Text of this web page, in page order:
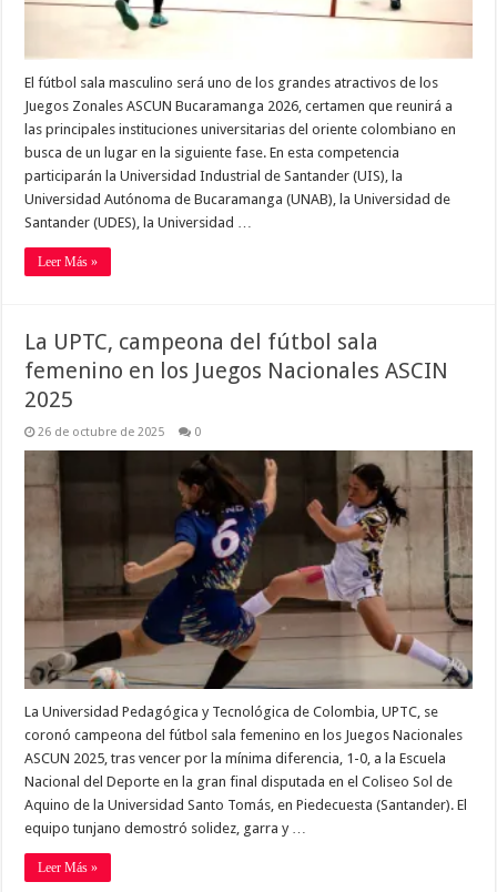
El fútbol sala masculino será uno de los grandes atractivos de los
Juegos Zonales ASCUN Bucaramanga 2026, certamen que reunirá a
las principales instituciones universitarias del oriente colombiano en
busca de un lugar en la siguiente fase. En esta competencia
participarán la Universidad Industrial de Santander (UIS), la
Universidad Autónoma de Bucaramanga (UNAB), la Universidad de
Santander (UDES), la Universidad …
Leer Más »
La UPTC, campeona del fútbol sala
femenino en los Juegos Nacionales ASCIN
2025
26 de octubre de 2025 0
La Universidad Pedagógica y Tecnológica de Colombia, UPTC, se
coronó campeona del fútbol sala femenino en los Juegos Nacionales
ASCUN 2025, tras vencer por la mínima diferencia, 1-0, a la Escuela
Nacional del Deporte en la gran final disputada en el Coliseo Sol de
Aquino de la Universidad Santo Tomás, en Piedecuesta (Santander). El
equipo tunjano demostró solidez, garra y …
Leer Más »